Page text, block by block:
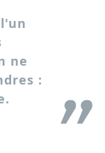
ne
: